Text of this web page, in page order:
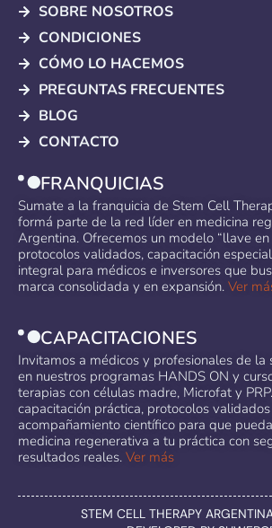
SOBRE NOSOTROS
CONDICIONES
CÓMO LO HACEMOS
PREGUNTAS FRECUENTES
BLOG
CONTACTO
FRANQUICIAS
Sumate a la franquicia de Stem Cell
formá parte de la red líder en medicina
Argentina. Ofrecemos un modelo “llave en
protocolos validados, capacitación
integral para médicos e inversores que
marca consolidada y en expansión. Ver
CAPACITACIONES
Invitamos a médicos y profesionales de la
en nuestros programas HANDS ON y
terapias con células madre, Microfat y
capacitación práctica, protocolos
acompañamiento científico para que
medicina regenerativa a tu práctica con
resultados reales. Ver más
STEM CELL THERAPY